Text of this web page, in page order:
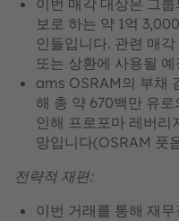
이번 매각 대상은 그
보로 하는 약 1억
인들입니다. 관련 매
또는 상환에 사용될
ams OSRAM의 부채
해 총 약 670백만 유
인해 프로포마 레버리
망입니다(OSRAM 풋
전략적 재편:
이번 거래를 통해 재